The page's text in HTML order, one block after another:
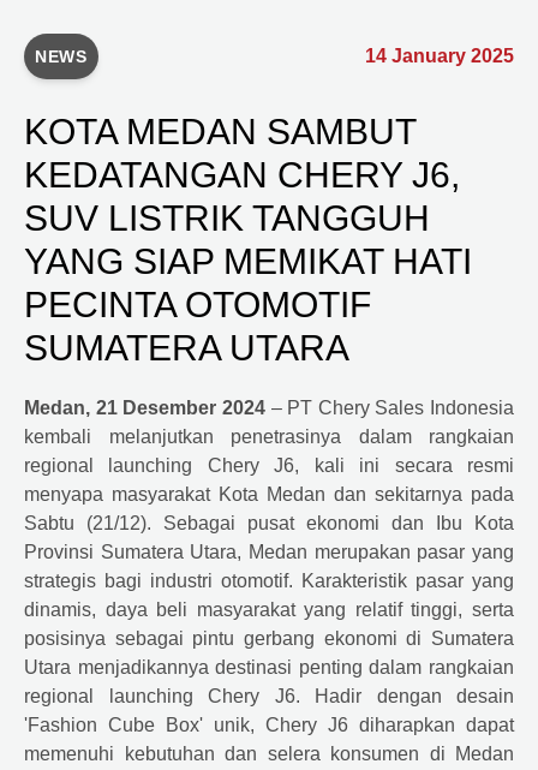
NEWS 14 January 2025
KOTA MEDAN SAMBUT
KEDATANGAN CHERY J6,
SUV LISTRIK TANGGUH
YANG SIAP MEMIKAT HATI
PECINTA OTOMOTIF
SUMATERA UTARA
Medan, 21 Desember 2024 – PT CherySales Indonesia
kembali melanjutkan penetrasinya dalam rangkaian
regional launching CheryJ6, kali ini secara resmi
menyapa masyarakat Kota Medan dan sekitarnya pada
Sabtu (21/12). Sebagai pusat ekonomi dan Ibu Kota
Provinsi Sumatera Utara, Medan merupakan pasar yang
strategis bagi industri otomotif. Karakteristik pasar yang
dinamis, daya beli masyarakat yang relatif tinggi, serta
posisinya sebagai pintu gerbang ekonomi di Sumatera
Utara menjadikannya destinasi penting dalam rangkaian
regional launching Chery J6. Hadir dengan desain
'Fashion Cube Box' unik, Chery J6 diharapkan dapat
memenuhi kebutuhan dan selera konsumen di Medan